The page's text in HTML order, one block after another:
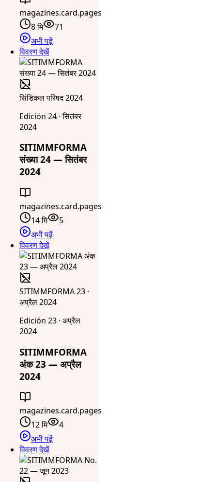
magazines.card.pages
8 मि
71
अभी पढ़ें
विवरण देखें
सिंडिकल परिषद 2024
Edición 24 · सितंबर
2024
SITIMMFORMA
संख्या 24 — सितंबर
2024
magazines.card.pages
14 मि
5
अभी पढ़ें
विवरण देखें
SITIMMFORMA 23 ·
अप्रैल 2024
Edición 23 · अप्रैल
2024
SITIMMFORMA
अंक 23 — अप्रैल
2024
magazines.card.pages
12 मि
4
अभी पढ़ें
विवरण देखें